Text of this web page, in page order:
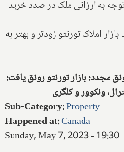
توجه به ارزانی ملک در صدد خرید
املاک تورنتو زودتر و بهتر به
مجدد؛ بازار تورنتو رونق یافت؛
ونکوور و کلگری
Sub-Category:Property
Happened at:Canada
Sunday, May 7, 2023 - 19:30